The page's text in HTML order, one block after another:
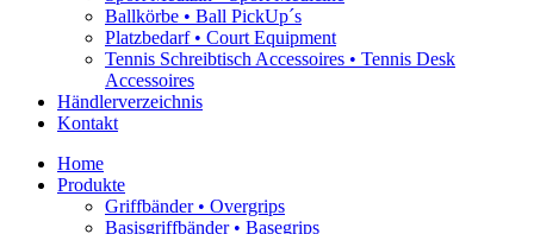
Ballkörbe • Ball PickUp´s
Platzbedarf • Court Equipment
Tennis Schreibtisch Accessoires • Tennis Desk
Accessoires
Händlerverzeichnis
Kontakt
Home
Produkte
Griffbänder • Overgrips
Basisgriffbänder • Basegrips